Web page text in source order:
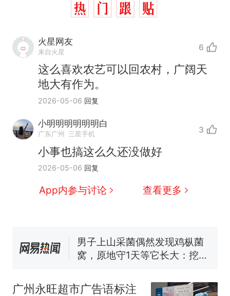
火星网友
来自火星 6
这么喜欢农艺可以回农村，广阔天
地大有作为。
2026-05-06 回复
小明明明明明明白
广东广州 三星手机 3
小事也搞这么久还没做好
2026-05-06 回复
App内参与讨论 查看更多
热 那个在床头放菜刀的女孩，
因老师一句“跟我回家”改写了
人生
新 制裁瓜子饺子，美国怕什
协会回应
男子上山采菌偶然发现鸡枞菌
窝，原地守1天等它长大：挖了
回大海 目击者直呼震惊 （视频
广州永旺超市广告语标注